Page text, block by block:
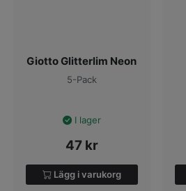
Giotto Glitterlim Neon
5-Pack
I lager
47 kr
Lägg i varukorg